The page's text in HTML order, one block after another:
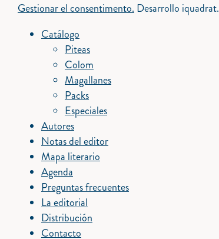
Gestionar el consentimento.Desarrollo iquadrat.
Catálogo
Piteas
Colom
Magallanes
Packs
Especiales
Autores
Notas del editor
Mapa literario
Agenda
Preguntas frecuentes
La editorial
Distribución
Contacto